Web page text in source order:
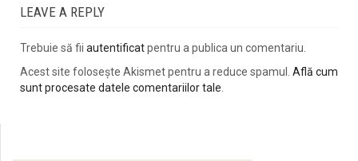
LEAVE A REPLY
Trebuie să fii autentificatpentru a publica un comentariu.
Acest site folosește Akismet pentru a reduce spamul. Află cum
sunt procesate datele comentariilor tale.